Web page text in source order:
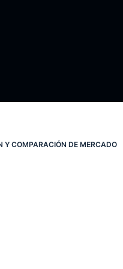
Y COMPARACIÓN DE MERCADO